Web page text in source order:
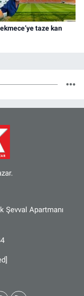
taze kan
Şevval Apartmanı